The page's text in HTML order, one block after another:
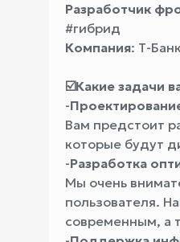
Разработчик
#гибрид
Компания: Т-Банк
☑️Какие задачи
-
Вам предстоит
которые будут
-Разработка
Мы очень
пользователя.
современным, а